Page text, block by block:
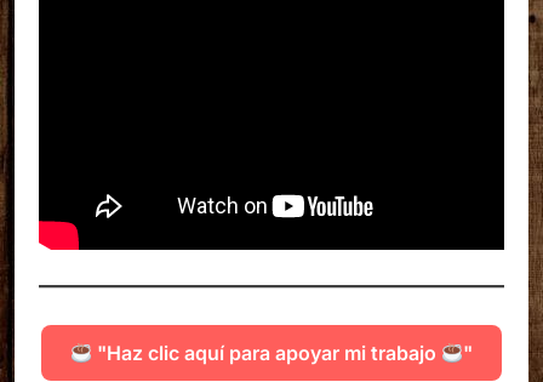
"Haz clic aquí para apoyar mi trabajo "